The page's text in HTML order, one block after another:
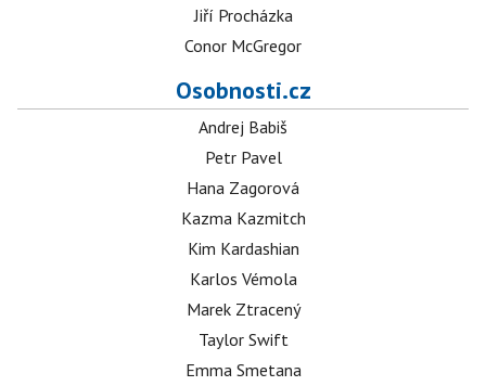
Jiří Procházka
Conor McGregor
Osobnosti.cz
Andrej Babiš
Petr Pavel
Hana Zagorová
Kazma Kazmitch
Kim Kardashian
Karlos Vémola
Marek Ztracený
Taylor Swift
Emma Smetana